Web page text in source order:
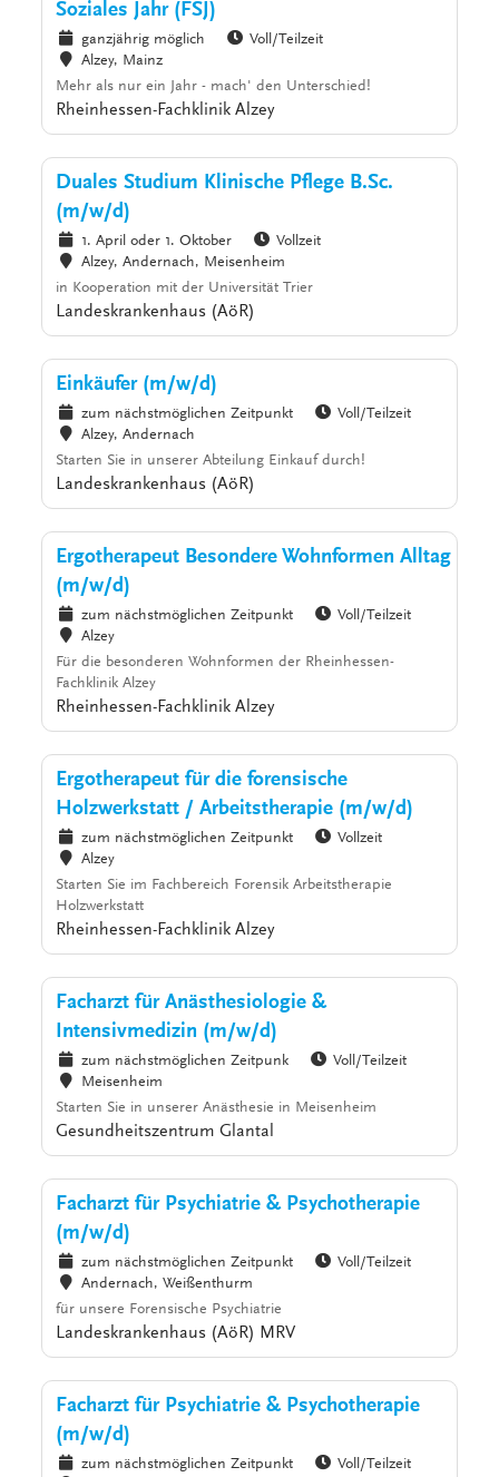
Soziales Jahr (FSJ)
ganzjährig möglich
Voll/Teilzeit
Alzey, Mainz
Mehr als nur ein Jahr - mach' den Unterschied!
Rheinhessen-Fachklinik Alzey
Duales Studium Klinische Pflege B.Sc.
(m/w/d)
1. April oder 1. Oktober
Vollzeit
Alzey, Andernach, Meisenheim
in Kooperation mit der Universität Trier
Landeskrankenhaus (AöR)
Einkäufer (m/w/d)
zum nächstmöglichen Zeitpunkt
Voll/Teilzeit
Alzey, Andernach
Starten Sie in unserer Abteilung Einkauf durch!
Landeskrankenhaus (AöR)
Ergotherapeut Besondere Wohnformen Alltag
(m/w/d)
zum nächstmöglichen Zeitpunkt
Voll/Teilzeit
Alzey
Für die besonderen Wohnformen der Rheinhessen-
Fachklinik Alzey
Rheinhessen-Fachklinik Alzey
Ergotherapeut für die forensische
Holzwerkstatt / Arbeitstherapie (m/w/d)
zum nächstmöglichen Zeitpunkt
Vollzeit
Alzey
Starten Sie im Fachbereich Forensik Arbeitstherapie
Holzwerkstatt
Rheinhessen-Fachklinik Alzey
Facharzt für Anästhesiologie &
Intensivmedizin (m/w/d)
zum nächstmöglichen Zeitpunk
Voll/Teilzeit
Meisenheim
Starten Sie in unserer Anästhesie in Meisenheim
Gesundheitszentrum Glantal
Facharzt für Psychiatrie & Psychotherapie
(m/w/d)
zum nächstmöglichen Zeitpunkt
Voll/Teilzeit
Andernach, Weißenthurm
für unsere Forensische Psychiatrie
Landeskrankenhaus (AöR) MRV
Facharzt für Psychiatrie & Psychotherapie
(m/w/d)
zum nächstmöglichen Zeitpunkt
Voll/Teilzeit